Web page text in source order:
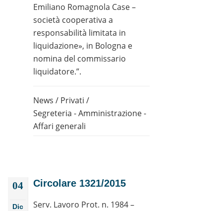
Emiliano Romagnola Case –
società cooperativa a
responsabilità limitata in
liquidazione», in Bologna e
nomina del commissario
liquidatore.”.
News / Privati /
Segreteria - Amministrazione -
Affari generali
04
Dic
Circolare 1321/2015
Serv. Lavoro Prot. n. 1984 –